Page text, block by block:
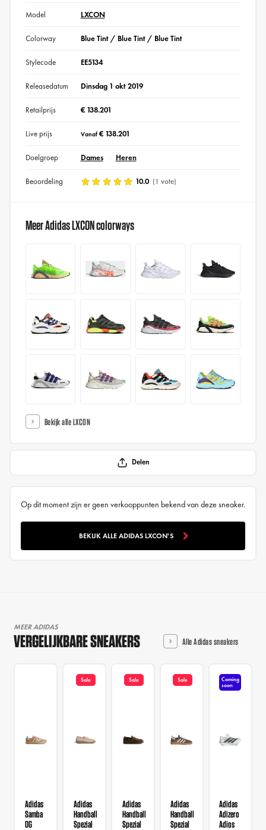
Model LXCON
Colorway Blue Tint / Blue Tint / Blue Tint
Stylecode EE5134
Releasedatum Dinsdag 1 okt 2019
Retailprijs € 138.201
Live prijs Vanaf€ 138.201
Doelgroep Dames Heren
Beoordeling 10.0 (1 vote)
Meer Adidas LXCON colorways
Bekijk alle LXCON
Delen
Op dit moment zijn er geen verkooppunten bekend van deze sneaker.
BEKIJK ALLE ADIDAS LXCON'S
MEER ADIDAS
VERGELIJKBARE SNEAKERS Alle Adidas sneakers
Adidas
Samba
OG
Sale
Adidas
Handball
Spezial
Sale
Adidas
Handball
Spezial
Sale
Adidas
Handball
Spezial
Coming
soon
Adidas
Adizero
Adios